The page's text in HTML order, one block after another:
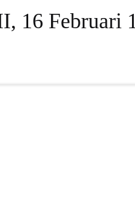
16 Februari